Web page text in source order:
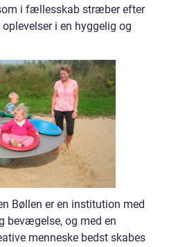
i fællesskab stræber efter
i en hyggelig og
Bøllen er en institution med
bevægelse, og med en
menneske bedst skabes